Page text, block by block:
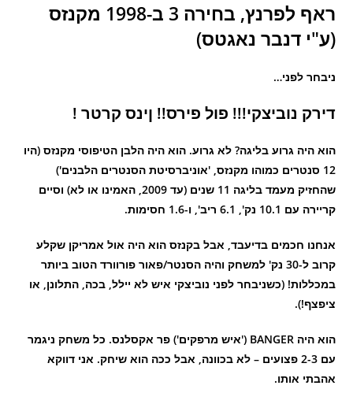
ראף לפרנץ, בחירה 3 ב-1998 מקנזס
(ע"י דנבר נאגטס)
ניבחר לפני…
דירק נוביצקי!!! פול פירס!! ןינס קרטר !
הוא היה גרוע בליגה? לא גרוע. הוא היה הלבן הטיפוסי מקנזס (היו
12 סנטרים כמוהו מקנזס, 'אוניברסיטת הסנטרים הלבנים')
שהחזיק מעמד בליגה 11 שנים (עד 2009, האמינו או לא) וסיים
קריירה עם 10.1 נק', 6.1 ריב', ו-1.6 חסימות.
אנחנו חכמים בדיעבד, אבל בקנזס הוא היה אול אמריקן שקלע
קרוב ל-30 נק' למשחק והיה הסנטר/פאור פורוורד הטוב ביותר
במכללות! (כשניבחר לפני נוביצקי איש לא יילל, בכה, התלונן, או
ציפצף!).
הוא היה BANGER ('איש מרפקים') פר אקסלנס. כל משחק ניגמר
עם 2-3 פצועים – לא בכוונה, אבל ככה הוא שיחק. אני דווקא
אהבתי אותו.